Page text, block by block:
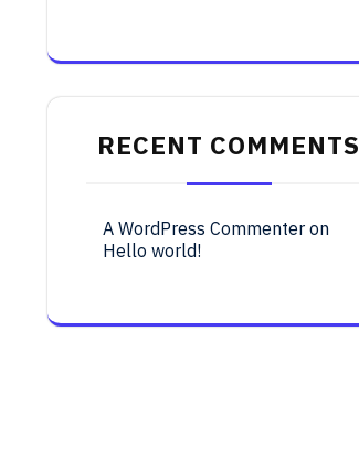
RECENT COMMENTS
A WordPress Commenter on
Hello world!